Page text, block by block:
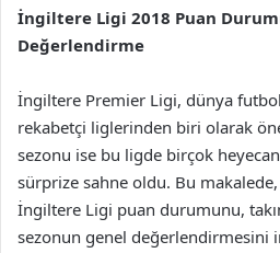
İngiltere Ligi 2018 Puan
Değerlendirme
İngiltere Premier Ligi, dünya
rekabetçi liglerinden biri olarak
sezonu ise bu ligde birçok
sürprize sahne oldu. Bu makalede,
İngiltere Ligi puan durumunu,
sezonun genel değerlendirmesini